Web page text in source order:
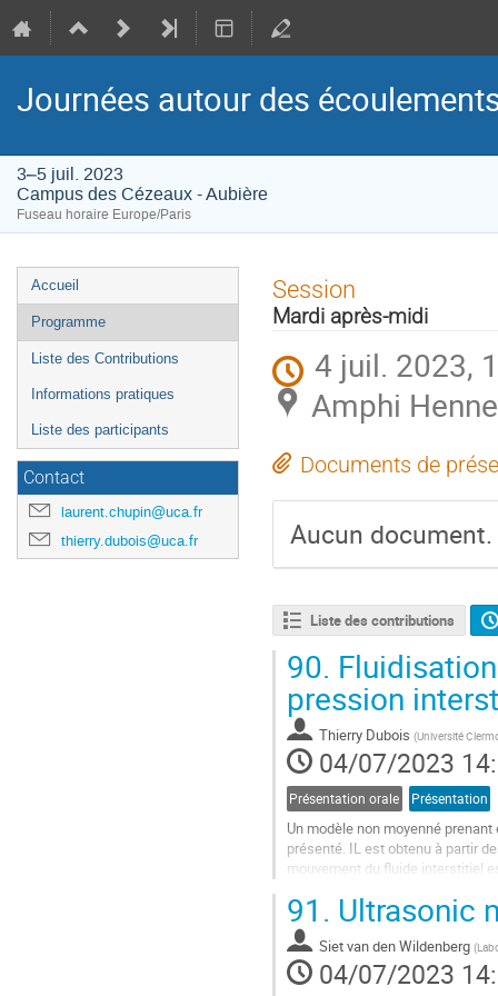
Journées autour des
3–5 juil. 2023
Campus des Cézeaux - Aubière
Fuseau horaire Europe/Paris
Menu
de
l'événement
Accueil
Programme
Liste des Contributions
Informations pratiques
Liste des participants
Contact
laurent.chupin@uca.fr
thierry.dubois@uca.fr
Session
Mardi après-midi
4 juil. 2023,
Amphi
Documents de
Aucun document.
Liste des contributions
90.
pression
Thierry Dubois (Université
04/07/2023
Présentation orale Présentation
Un modèle non moyenné
présenté. IL est obtenu à partir
mouvement du fluide interstitiel
Aller
à
la
page
91. Ultrasonic
Siet van den Wildenberg (
04/07/2023